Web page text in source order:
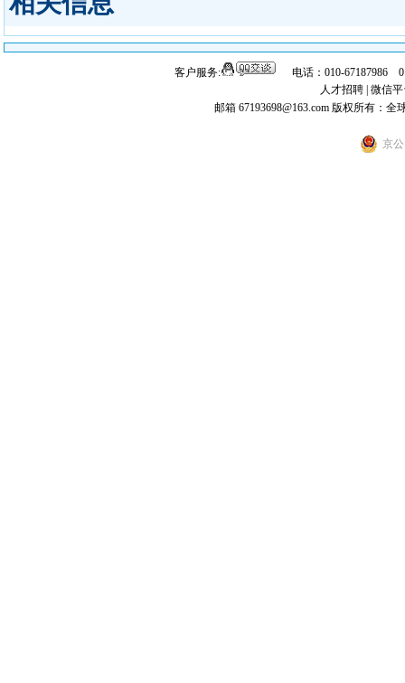
客户服务:
电话：010-67187986
人才招聘 微信
邮箱 67193698@163.com 版权所有：全
京公